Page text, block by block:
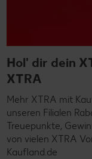
Hol' dir dein
XTRA
Mehr XTRA mit
unseren Filialen
Treuepunkte,
von vielen XTRA
Kaufland.de